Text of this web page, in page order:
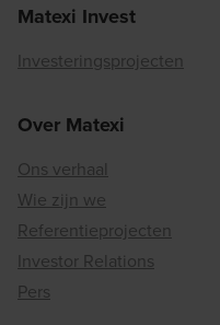
Matexi Invest
Investeringsprojecten
Over Matexi
Ons verhaal
Wie zijn we
Referentieprojecten
Investor Relations
Pers